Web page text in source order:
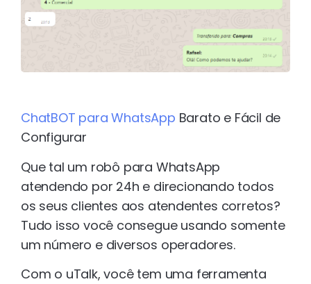
ChatBOT para WhatsApp Barato e Fácil de
Configurar
Que tal um robô para WhatsApp
atendendo por 24h e direcionando todos
os seus clientes aos atendentes corretos?
Tudo isso você consegue usando somente
um número e diversos operadores.
Com o uTalk, você tem uma ferramenta